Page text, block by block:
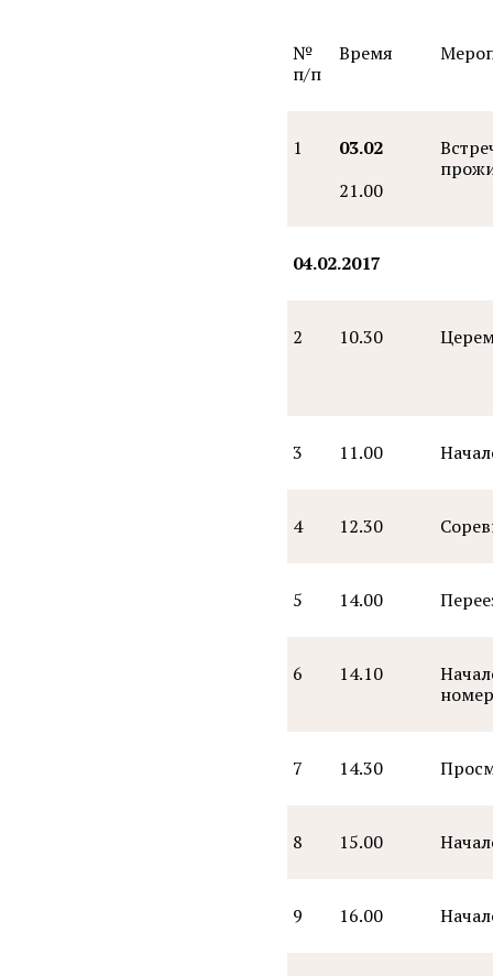
№
п/п
Время
1
03.02
21.00
04.02.2017
2 10.30
3 11.00
4 12.30
5 14.00
6 14.10
7 14.30
8 15.00
9 16.00